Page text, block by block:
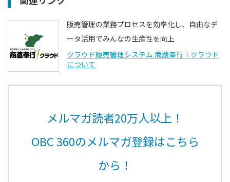
販売管理の業務プロセスを効率化し、自由なデ
ータ活用でみんなの生産性を向上
クラウド販売管理システム 商蔵奉行ｉクラウド
について
メルマガ読者20万人以上！
OBC 360のメルマガ登録はこちら
から！